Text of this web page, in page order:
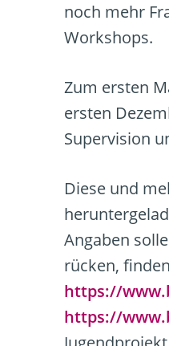
noch mehr
Workshops.
Zum ersten
ersten
Supervision
Diese und
Angaben
rücken,
https://
https://